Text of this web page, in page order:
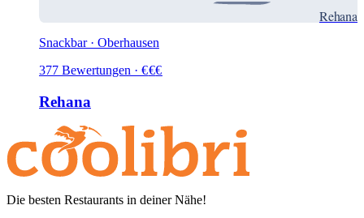
Rehana
Snackbar · Oberhausen
377 Bewertungen · €€€
Rehana
Die besten Restaurants in deiner Nähe!